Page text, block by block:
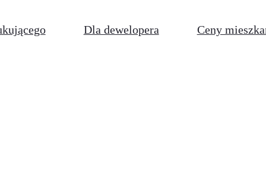
Dla dewelopera Ceny